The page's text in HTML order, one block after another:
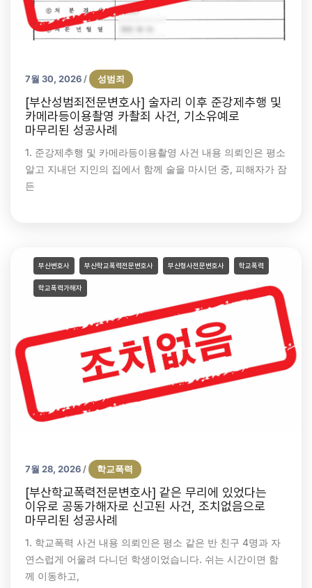
7월 30, 2026 / 성범죄
[부산성범죄전문변호사] 술자리 이후 준강제추행 및
카메라등이용촬영 카촬죄 사건, 기소유예로
마무리된 성공사례
1. 준강제추행 및 카메라등이용촬영 사건 내용 의뢰인은 평소
알고 지내던 지인의 집에서 함께 술을 마시던 중, 피해자가 잠
든
부산변호사 부산학교폭력전문변호사 부산형사전문변호사 학교폭력
학교폭력가해자
7월 28, 2026 / 학교폭력
[부산학교폭력전문변호사] 같은 무리에 있었다는
이유로 공동가해자로 신고된 사건, 조치없음으로
마무리된 성공사례
1. 학교폭력 사건 내용 의뢰인은 평소 같은 반 친구 4명과 자
연스럽게 어울려 다니던 학생이었습니다. 쉬는 시간이면 함
께 이동하고,